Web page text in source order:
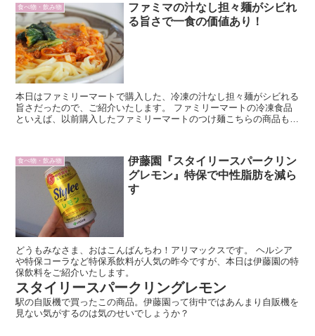
食べ物・飲み物
ファミマの汁なし担々麺がシビれ
る旨さで一食の価値あり！
本日はファミリーマートで購入した、冷凍の汁なし担々麺がシビれる
旨さだったので、ご紹介いたします。 ファミリーマートの冷凍食品
といえば、以前購入したファミリーマートのつけ麺こちらの商品もと
食べ物・飲み物
伊藤園『スタイリースパークリン
グレモン』特保で中性脂肪を減ら
す
どうもみなさま、おはこんばんちわ！アリマックスです。 ヘルシア
や特保コーラなど特保系飲料が人気の昨今ですが、本日は伊藤園の特
保飲料をご紹介いたします。
スタイリースパークリングレモン
駅の自販機で買ったこの商品。伊藤園って街中ではあんまり自販機を
見ない気がするのは気のせいでしょうか？